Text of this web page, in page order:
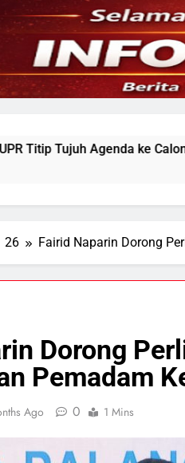
ke Calon Rektor Prof.
26 Fairid Naparin Dorong
Dorong
Pemadam
Ago 0 1 Mins